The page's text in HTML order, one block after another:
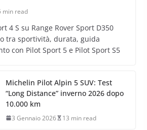
min read
4 S su Range Rover Sport D350
tra sportività, durata, guida
con Pilot Sport 5 e Pilot Sport S5
Michelin Pilot Alpin 5 SUV: Test
“Long Distance” inverno 2026 dopo
10.000 km
3 Gennaio 2026 13 min read